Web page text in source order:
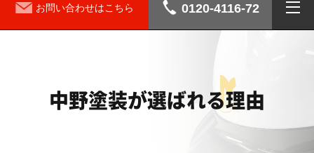
お問い合わせはこちら 0120-4116-72
中野塗装が選ばれる理由